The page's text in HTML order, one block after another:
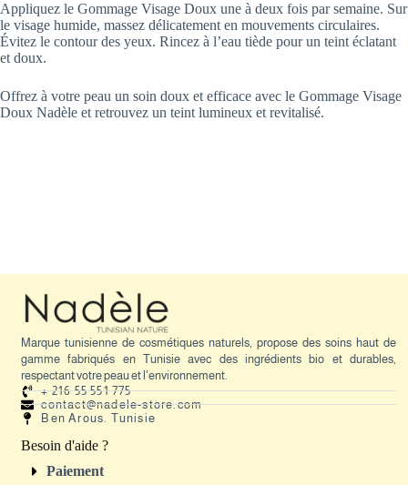
Appliquez le Gommage Visage Doux une à deux fois par semaine. Sur
le visage humide, massez délicatement en mouvements circulaires.
Évitez le contour des yeux. Rincez à l’eau tiède pour un teint éclatant
et doux.
Offrez à votre peau un soin doux et efficace avec le Gommage Visage
Doux Nadèle et retrouvez un teint lumineux et revitalisé.
Marque tunisienne de cosmétiques naturels, propose des soins haut de
gamme fabriqués en Tunisie avec des ingrédients bio et durables,
respectant votre peau et l'environnement.
+ 216 55 551 775
contact@nadele-store.com
Ben Arous. Tunisie
Besoin d'aide ?
Paiement